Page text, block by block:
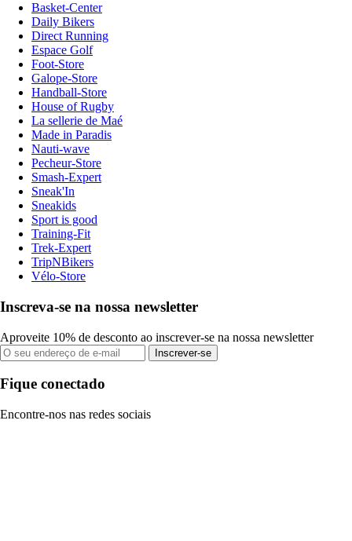
Basket-Center
Daily Bikers
Direct Running
Espace Golf
Foot-Store
Galope-Store
Handball-Store
House of Rugby
La sellerie de Maé
Made in Paradis
Nauti-wave
Pecheur-Store
Smash-Expert
Sneak'In
Sneakids
Sport is good
Training-Fit
Trek-Expert
TripNBikers
Vélo-Store
Inscreva-se na nossa newsletter
Aproveite 10% de desconto ao inscrever-se na nossa newsletter
Inscrever-se
Fique conectado
Encontre-nos nas redes sociais